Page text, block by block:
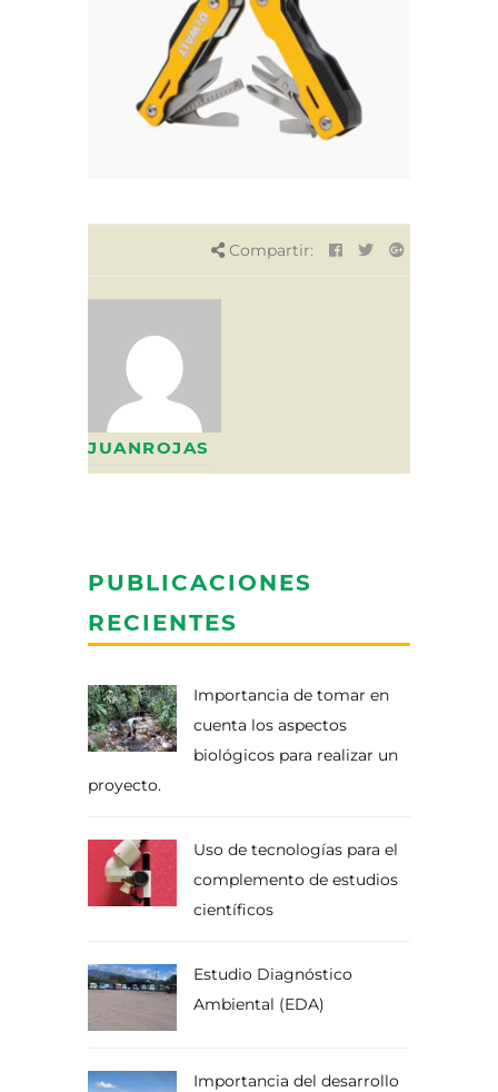
Compartir:
JUANROJAS
PUBLICACIONES
RECIENTES
Importancia de tomar en
cuenta los aspectos
biológicos para realizar un
proyecto.
Uso de tecnologías para el
complemento de estudios
científicos
Estudio Diagnóstico
Ambiental (EDA)
Importancia del desarrollo